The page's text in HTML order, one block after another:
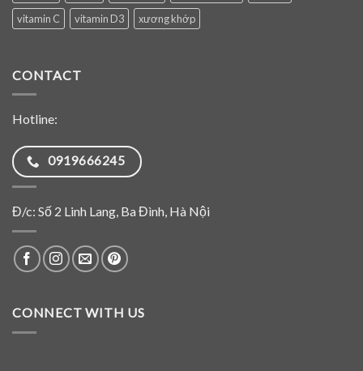
vitamin C
vitamin D3 xương khớp
CONTACT
Hotline:
0919666245
Đ/c: Số 2 Linh Lang, Ba Đình, Hà Nội
CONNECT WITH US